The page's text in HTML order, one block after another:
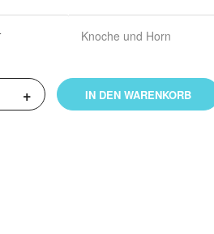
Knoche und Horn
+ IN DEN WARENKORB